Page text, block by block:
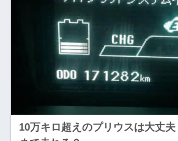
10万キロ超えのプリウスは大丈夫